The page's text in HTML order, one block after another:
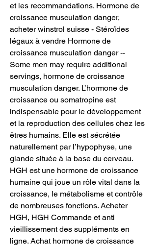
et les recommandations. Hormone de
croissance musculation danger,
acheter winstrol suisse - Stéroïdes
légaux à vendre Hormone de
croissance musculation danger --
Some men may require additional
servings, hormone de croissance
musculation danger. L’hormone de
croissance ou somatropine est
indispensable pour le développement
et la reproduction des cellules chez les
êtres humains. Elle est sécrétée
naturellement par l’hypophyse, une
glande située à la base du cerveau.
HGH est une hormone de croissance
humaine qui joue un rôle vital dans la
croissance, le métabolisme et contrôle
de nombreuses fonctions. Acheter
HGH, HGH Commande et anti
vieillissement des suppléments en
ligne. Achat hormone de croissance